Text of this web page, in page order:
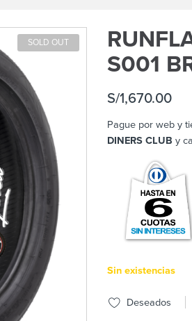
SOLD OUT
S001
S/1,670.00
Pague por web y
DINERS CLUB y
Sin existencias
Deseados